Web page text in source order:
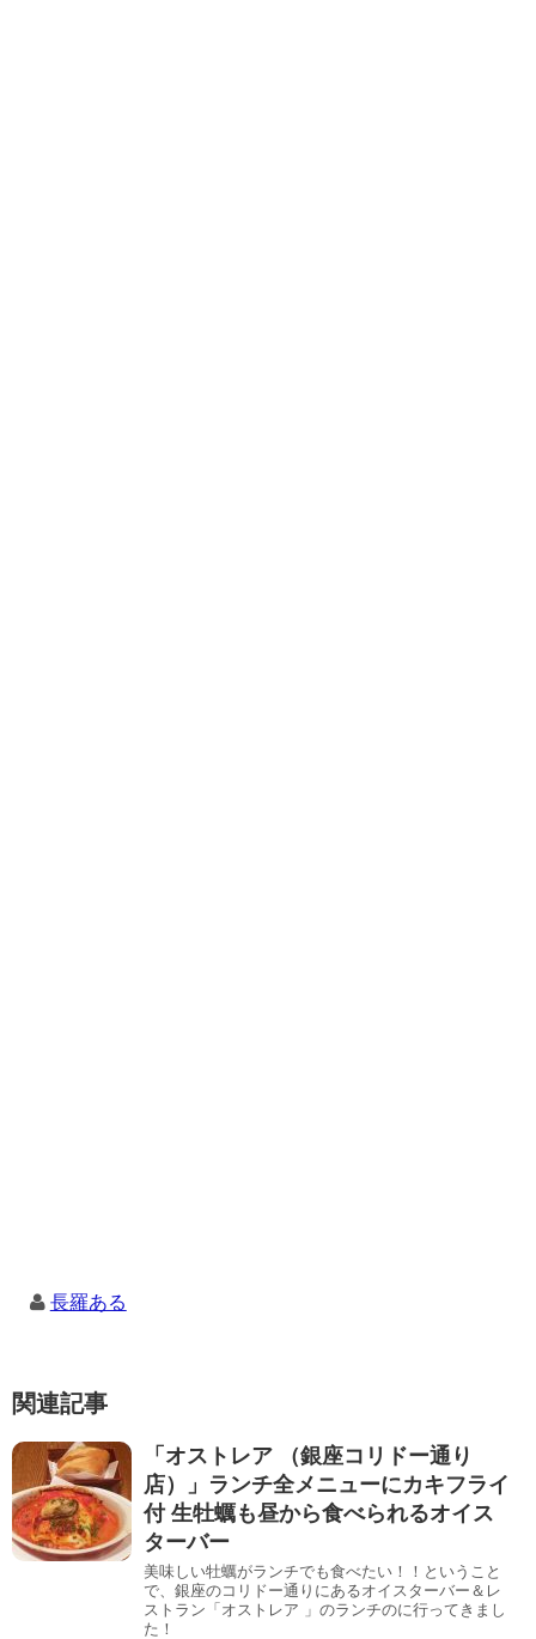
長羅ある
関連記事
「オストレア （銀座コリドー通り
店）」ランチ全メニューにカキフライ
付 生牡蠣も昼から食べられるオイス
ターバー
美味しい牡蠣がランチでも食べたい！！ということ
で、銀座のコリドー通りにあるオイスターバー＆レ
ストラン「オストレア 」のランチのに行ってきまし
た！